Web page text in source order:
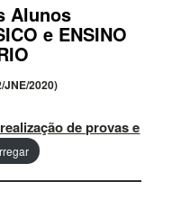
Alunos
e ENSINO
2020)
de provas e